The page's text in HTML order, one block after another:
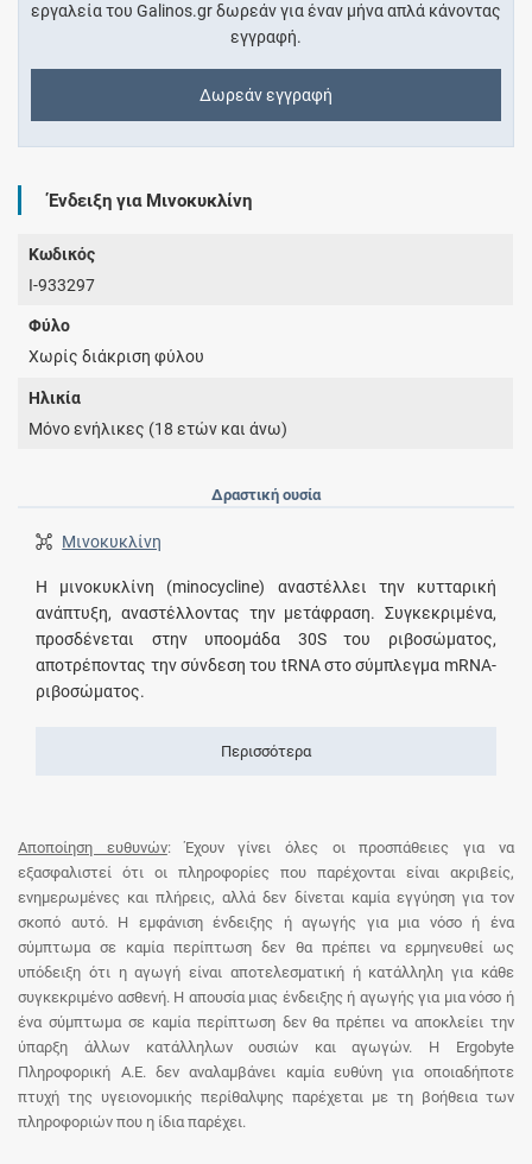
εργαλεία του Galinos.gr δωρεάν για έναν μήνα απλά κάνοντας
εγγραφή.
Δωρεάν εγγραφή
Ένδειξη για Μινοκυκλίνη
Κωδικός
I-933297
Φύλο
Χωρίς διάκριση φύλου
Ηλικία
Μόνο ενήλικες (18 ετών και άνω)
Δραστική ουσία
Μινοκυκλίνη
Η μινοκυκλίνη (minocycline) αναστέλλει την κυτταρική
ανάπτυξη, αναστέλλοντας την μετάφραση. Συγκεκριμένα,
προσδένεται στην υποομάδα 30S του ριβοσώματος,
αποτρέποντας την σύνδεση του tRNA στο σύμπλεγμα mRNA-
ριβοσώματος.
Περισσότερα
Αποποίηση ευθυνών: Έχουν γίνει όλες οι προσπάθειες για να
εξασφαλιστεί ότι οι πληροφορίες που παρέχονται είναι ακριβείς,
ενημερωμένες και πλήρεις, αλλά δεν δίνεται καμία εγγύηση για τον
σκοπό αυτό. Η εμφάνιση ένδειξης ή αγωγής για μια νόσο ή ένα
σύμπτωμα σε καμία περίπτωση δεν θα πρέπει να ερμηνευθεί ως
υπόδειξη ότι η αγωγή είναι αποτελεσματική ή κατάλληλη για κάθε
συγκεκριμένο ασθενή. Η απουσία μιας ένδειξης ή αγωγής για μια νόσο ή
ένα σύμπτωμα σε καμία περίπτωση δεν θα πρέπει να αποκλείει την
ύπαρξη άλλων κατάλληλων ουσιών και αγωγών. Η Ergobyte
Πληροφορική Α.Ε. δεν αναλαμβάνει καμία ευθύνη για οποιαδήποτε
πτυχή της υγειονομικής περίθαλψης παρέχεται με τη βοήθεια των
πληροφοριών που η ίδια παρέχει.